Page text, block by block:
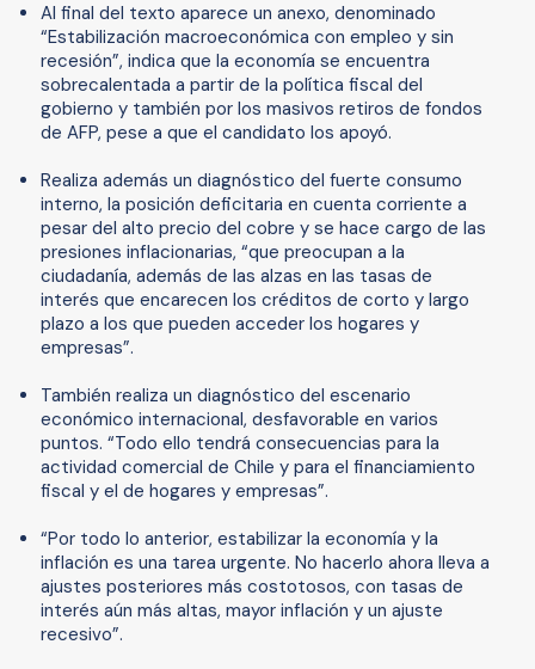
Al final del texto aparece un anexo, denominado
“Estabilización macroeconómica con empleo y sin
recesión”, indica que la economía se encuentra
sobrecalentada a partir de la política fiscal del
gobierno y también por los masivos retiros de fondos
de AFP, pese a que el candidato los apoyó.
Realiza además un diagnóstico del fuerte consumo
interno, la posición deficitaria en cuenta corriente a
pesar del alto precio del cobre y se hace cargo de las
presiones inflacionarias, “que preocupan a la
ciudadanía, además de las alzas en las tasas de
interés que encarecen los créditos de corto y largo
plazo a los que pueden acceder los hogares y
empresas”.
También realiza un diagnóstico del escenario
económico internacional, desfavorable en varios
puntos. “Todo ello tendrá consecuencias para la
actividad comercial de Chile y para el financiamiento
fiscal y el de hogares y empresas”.
“Por todo lo anterior, estabilizar la economía y la
inflación es una tarea urgente. No hacerlo ahora lleva a
ajustes posteriores más costotosos, con tasas de
interés aún más altas, mayor inflación y un ajuste
recesivo”.